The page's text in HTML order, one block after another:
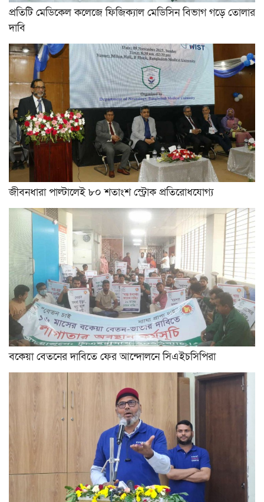
প্রতিটি মেডিকেল কলেজে ফিজিক্যাল মেডিসিন বিভাগ গড়ে তোলার
দাবি
জীবনধারা পাল্টালেই ৮০ শতাংশ স্ট্রোক প্রতিরোধযোগ্য
বকেয়া বেতনের দাবিতে ফের আন্দোলনে সিএইচসিপিরা